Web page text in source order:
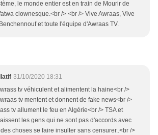
le monde entier est en train de Mourir de
clownesque.<br /> <br /> Vive Awraas, Vive
et toute l'équipe d'Awraas TV.
31/10/2020 18:31
tv véhiculent et alimentent la haine<br />
tv mentent et donnent de fake news<br />
tv allument le feu en Algérie<br /> TSA et
les gens qui ne sont pas d'accords avec
choses se faire insulter sans censurer..<br />